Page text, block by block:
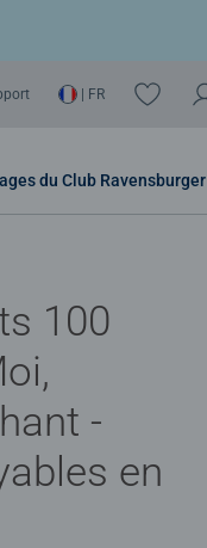
| FR
du Club Ravensburger
100
-
en